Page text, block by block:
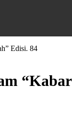
Edisi. 84